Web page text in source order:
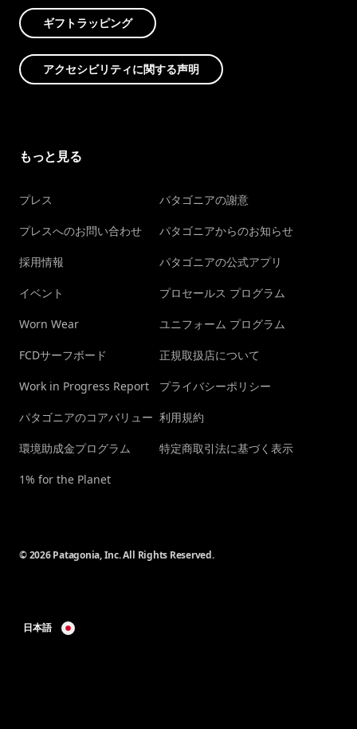
ギフトラッピング
アクセシビリティに関する声明
もっと見る
プレス
プレスへのお問い合わせ
採用情報
イベント
Worn Wear
FCDサーフボード
Work in Progress Report
パタゴニアのコアバリュー
環境助成金プログラム
1% for the Planet
パタゴニアの謝意
パタゴニアからのお知らせ
パタゴニアの公式アプリ
プロセールス プログラム
ユニフォーム プログラム
正規取扱店について
プライバシーポリシー
利用規約
特定商取引法に基づく表示
© 2026 Patagonia, Inc. All Rights Reserved.
日本語